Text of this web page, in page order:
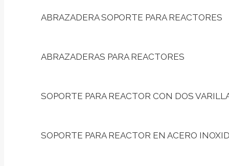
ABRAZADERA SOPORTE PARA REACTORES
ABRAZADERAS PARA REACTORES
SOPORTE PARA REACTOR CON DOS
SOPORTE PARA REACTOR EN ACERO